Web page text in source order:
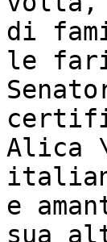
di
le
Alica
e
sua